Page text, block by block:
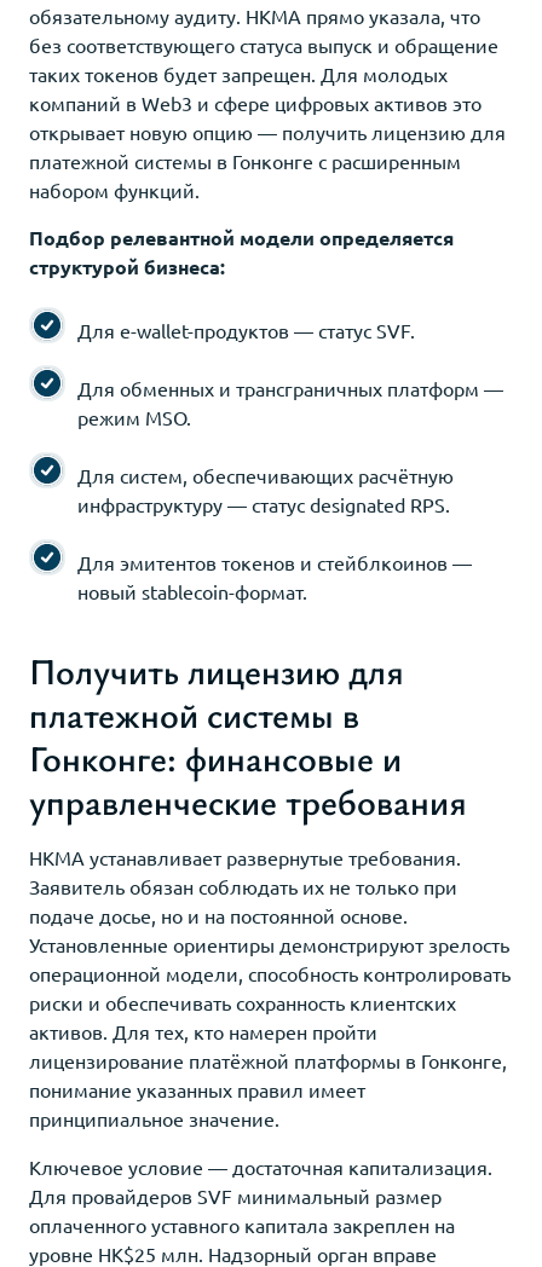
обязательному аудиту. HKMA прямо указала, что
без соответствующего статуса выпуск и обращение
таких токенов будет запрещен. Для молодых
компаний в Web3 и сфере цифровых активов это
открывает новую опцию — получить лицензию для
платежной системы в Гонконге с расширенным
набором функций.
Подбор релевантной модели определяется
структурой бизнеса:
Для e-wallet-продуктов — статус SVF.
Для обменных и трансграничных платформ —
режим MSO.
Для систем, обеспечивающих расчётную
инфраструктуру — статус designated RPS.
Для эмитентов токенов и стейблкоинов —
новый stablecoin-формат.
Получить лицензию для
платежной системы в
Гонконге: финансовые и
управленческие требования
HKMA устанавливает развернутые требования.
Заявитель обязан соблюдать их не только при
подаче досье, но и на постоянной основе.
Установленные ориентиры демонстрируют зрелость
операционной модели, способность контролировать
риски и обеспечивать сохранность клиентских
активов. Для тех, кто намерен пройти
лицензирование платёжной платформы в Гонконге,
понимание указанных правил имеет
принципиальное значение.
Ключевое условие — достаточная капитализация.
Для провайдеров SVF минимальный размер
оплаченного уставного капитала закреплен на
уровне HK$25 млн. Надзорный орган вправе